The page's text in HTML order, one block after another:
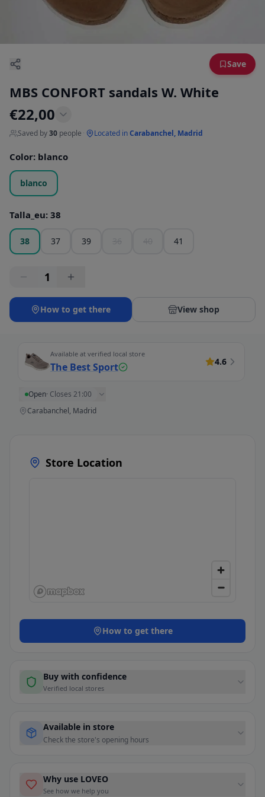
Save
MBS CONFORT sandals W. White
€22,00
Saved by30 people Located inCarabanchel, Madrid
Color: blanco
blanco
Talla_eu: 38
38 37 39 41
1
How to get there View shop
Available at verified local store
The Best Sport 4.6
Open· Closes 21:00
Carabanchel, Madrid
Store Location
How to get there
Buy with confidence
Verified local stores
Available in store
Check the store's opening hours
Why use LOVEO
See how we help you